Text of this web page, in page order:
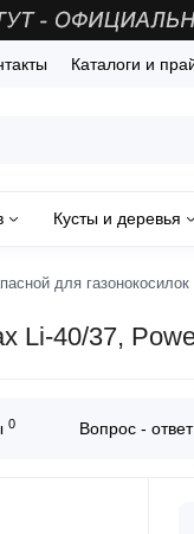
Каталоги и
Кусты и деревья
для
Li-40/37,
0 Вопрос - ответ